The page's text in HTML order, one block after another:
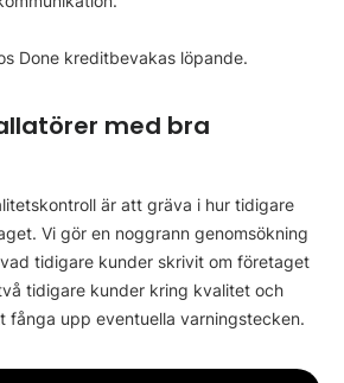
Done kreditbevakas löpande.
med bra
är att gräva i hur tidigare
Vi gör en noggrann genomsökning
tidigare kunder skrivit om företaget
tidigare kunder kring kvalitet och
fånga upp eventuella varningstecken.